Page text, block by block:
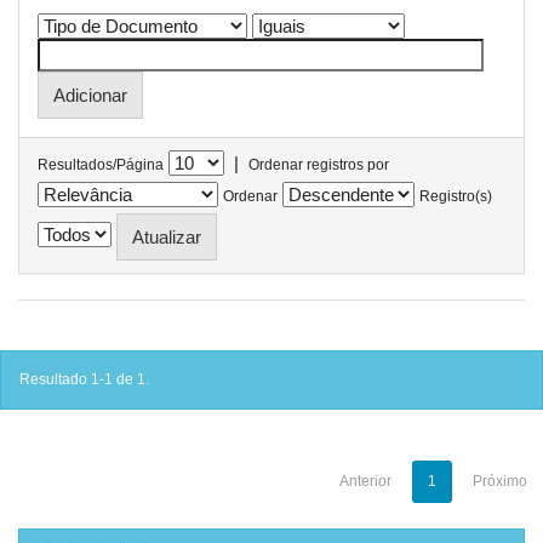
Resultados/Página |
Ordenar registros por
Ordenar
Registro(s)
Resultado 1-1 de 1.
Anterior 1 Próximo